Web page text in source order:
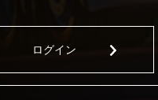
ログイン